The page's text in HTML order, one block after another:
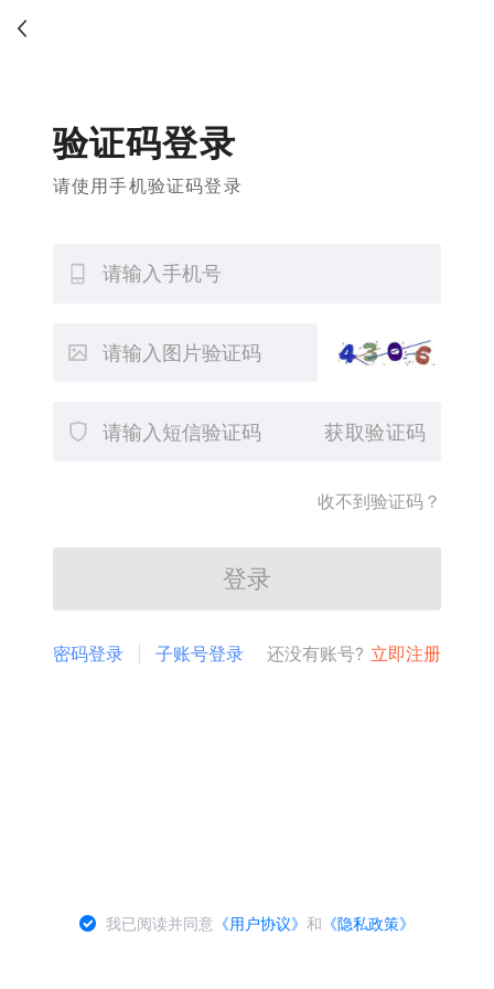
验证码登录
请使用手机验证码登录
获取验证码
收不到验证码？
登录
密码登录 子账号登录 还没有账号? 立即注册
我已阅读并同意 《用户协议》和 《隐私政策》